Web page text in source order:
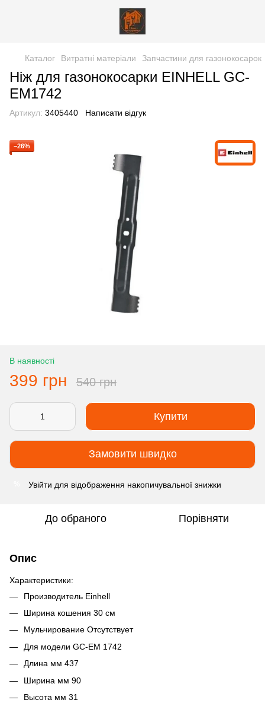
Каталог Витратні матеріали Запчастини для газонокосарок
Ніж для газонокосарки EINHELL GC-
EM1742
Артикул: 3405440 Написати відгук
−26%
В наявності
399 грн 540 грн
Купити
Замовити швидко
Увійти для відображення накопичувальної знижки
До обраного Порівняти
Опис
Характеристики:
Производитель Einhell
Ширина кошения 30 см
Мульчирование Отсутствует
Для модели GC-EM 1742
Длина мм 437
Ширина мм 90
Высота мм 31